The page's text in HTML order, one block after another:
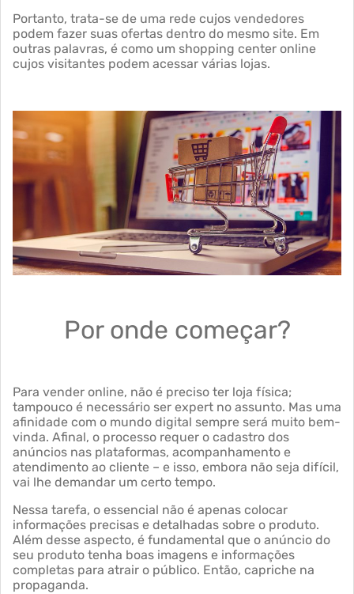
Portanto, trata-se de uma rede cujos vendedores
podem fazer suas ofertas dentro do mesmo site. Em
outras palavras, é como um shopping center online
cujos visitantes podem acessar várias lojas.
Por onde começar?
Para vender online, não é preciso ter loja física;
tampouco é necessário ser expert no assunto. Mas uma
afinidade com o mundo digital sempre será muito bem-
vinda. Afinal, o processo requer o cadastro dos
anúncios nas plataformas, acompanhamento e
atendimento ao cliente – e isso, embora não seja difícil,
vai lhe demandar um certo tempo.
Nessa tarefa, o essencial não é apenas colocar
informações precisas e detalhadas sobre o produto.
Além desse aspecto, é fundamental que o anúncio do
seu produto tenha boas imagens e informações
completas para atrair o público. Então, capriche na
propaganda.